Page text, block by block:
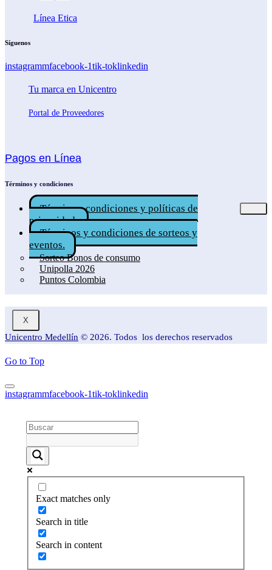
Línea Etica
Síguenos
instagrammfacebook-1tik-toklinkedin
Tu marca en Unicentro
Portal de Proveedores
Pagos en Línea
Términos y condiciones
Términos, condiciones y políticas de
privacidad.
Términos y condiciones de sorteos y
eventos.
Sorteo Bonos de consumo
Unipolla 2026
Puntos Colombia
X
Unicentro Medellín © 2026. Todos los derechos reservados
Go to Top
instagrammfacebook-1tik-toklinkedin
Exact matches only
Search in title
Search in content